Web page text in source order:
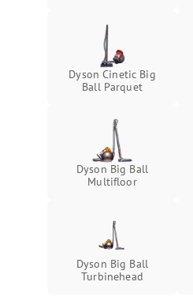
Dyson Cinetic Big
Ball Parquet
Dyson Big Ball
Multifloor
Dyson Big Ball
Turbinehead